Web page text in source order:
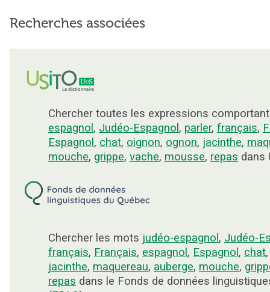
Recherches associées
Chercher toutes les expressions
espagnol , Judéo-Espagnol , parler, français,
Espagnol , chat, oignon, ognon, jacinthe,
mouche, grippe, vache, mousse, repas dans
Chercher les mots judéo-espagnol , Judéo-
français, Français, espagnol , Espagnol , chat
jacinthe, maquereau, auberge, mouche,
repas dans le Fonds de données